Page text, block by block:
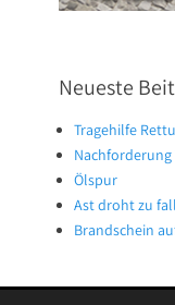
Neueste
Tragehilfe
Nachforderung
Ölspur
Ast droht zu
Brandschein